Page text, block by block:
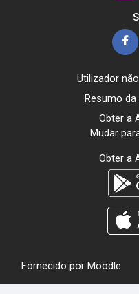
Utilizador
Resumo
Obter a
Mudar
Obter a
Fornecido por Moodle